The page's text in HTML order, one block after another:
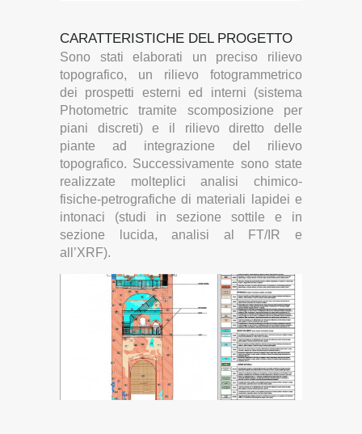
CARATTERISTICHE DEL PROGETTO
Sono stati elaborati un preciso rilievo
topografico, un rilievo fotogrammetrico
dei prospetti esterni ed interni (sistema
Photometric tramite scomposizione per
piani discreti) e il
rilievo diretto delle
piante ad integrazione del rilievo
topografico. Successivamente sono state
realizzate molteplici analisi chimico-
fisiche-petrografiche di materiali lapidei e
intonaci (studi in sezione sottile e in
sezione lucida, analisi al FT/IR e
all’XRF).